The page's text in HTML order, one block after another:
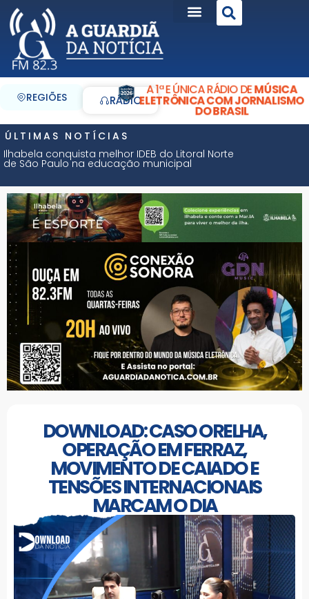
REGIÕES RÁDIO
A 1ª E ÚNICA RÁDIO DEMÚSICA
ELETRÔNICA COM JORNALISMO
DO BRASIL
ÚLTIMAS NOTÍCIAS
Ilhabela conquista melhor IDEB do Litoral Norte
de São Paulo na educação municipal
DOWNLOAD: CASO ORELHA,
OPERAÇÃO EM FERRAZ,
MOVIMENTO DE CAIADO E
TENSÕES INTERNACIONAIS
MARCAM O DIA